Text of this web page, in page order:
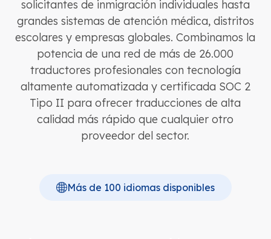
solicitantes de inmigración individuales hasta
grandes sistemas de atención médica, distritos
escolares y empresas globales. Combinamos la
potencia de una red de más de 26.000
traductores profesionales con tecnología
altamente automatizada y certificada SOC 2
Tipo II para ofrecer traducciones de alta
calidad más rápido que cualquier otro
proveedor del sector.
Más de 100 idiomas disponibles